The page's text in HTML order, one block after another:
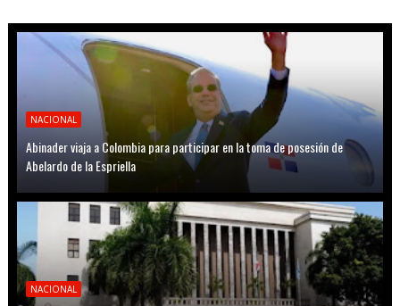
NACIONAL
Abinader viaja a Colombia para participar en la toma de posesión de
Abelardo de la Espriella
NACIONAL